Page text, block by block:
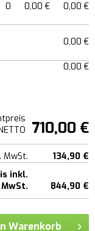
0
0,00 € 0,00 €
0,00 €
0,00 €
710,00 €
MwSt.
134,90 €
inkl.
MwSt.
844,90 €
Warenkorb